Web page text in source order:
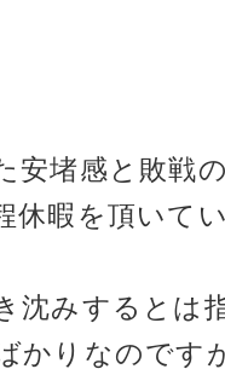
安堵感と敗戦
休暇を頂いて
沈みするとは
かりなのです